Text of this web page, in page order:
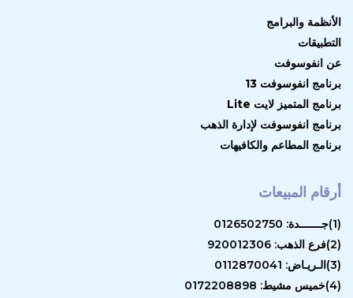
الأنظمة والبرامج
التطبيقات
عن انفوسوفت
برنامج انفوسوفت 13
برنامج المتميز لايت Lite
برنامج انفوسوفت لإدارة الذهب
برنامج المطاعم والكافيهات
أرقام المبيعات
(1)جـــــــدة: 0126502750
(2)فرع الذهب: 920012306
(3)الـريـاض: 0112870041
(4)خميس مشيط: 0172208898